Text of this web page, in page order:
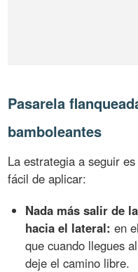
Pasarela
bamboleantes
La estrategia a seguir
fácil de aplicar:
Nada más salir de
hacia el lateral: en
que cuando llegues
deje el camino libre.